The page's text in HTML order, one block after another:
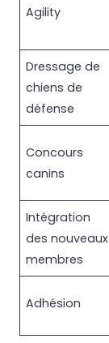
Agility
Dressage de
chiens de
défense
Concours
canins
Intégration
des nouveaux
membres
Adhésion